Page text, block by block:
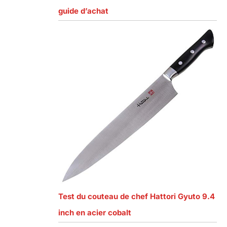
guide d’achat
Test du couteau de chef Hattori Gyuto 9.4
inch en acier cobalt